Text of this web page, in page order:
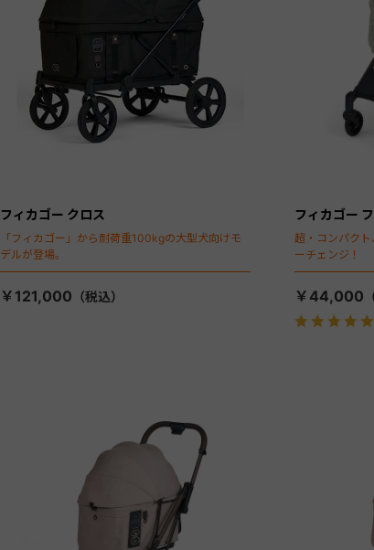
フィカゴー クロス
「フィカゴー」から耐荷重100kgの大型犬向けモ
デルが登場。
￥121,000
フィカゴー
超・コンパク
ーチェンジ！
￥44,000